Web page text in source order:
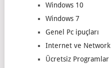
Windows 10
Windows 7
Genel Pc ipuçları
Internet ve Network
Ücretsiz Programlar